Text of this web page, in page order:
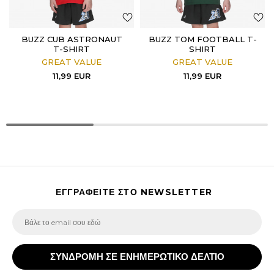
BUZZ CUB ASTRONAUT
T-SHIRT
GREAT VALUE
11,99 EUR
BUZZ TOM FOOTBALL T-
SHIRT
GREAT VALUE
11,99 EUR
ΕΓΓΡΑΦΕΙΤΕ ΣΤΟ NEWSLETTER
ΣΥΝΔΡΟΜΗ ΣΕ ΕΝΗΜΕΡΩΤΙΚΟ ΔΕΛΤΙΟ